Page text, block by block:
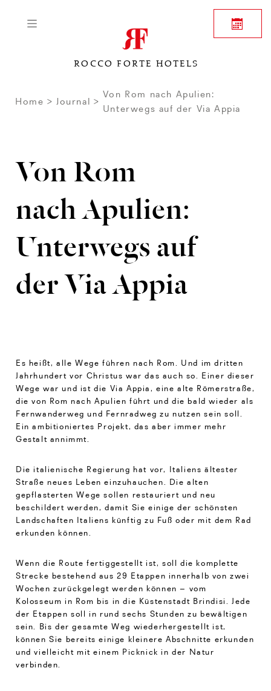
ROCCO FORTE HOTELS
Home Journal
Von Rom nach Apulien:
Unterwegs auf der Via Appia
Von Rom
nach Apulien:
Unterwegs auf
der Via Appia
Es heißt, alle Wege führen nach Rom. Und im dritten
Jahrhundert vor Christus war das auch so. Einer dieser
Wege war und ist die Via Appia, eine alte Römerstraße,
die von Rom nach Apulien führt und die bald wieder als
Fernwanderweg und Fernradweg zu nutzen sein soll.
Ein ambitioniertes Projekt, das aber immer mehr
Gestalt annimmt.
Die italienische Regierung hat vor, Italiens ältester
Straße neues Leben einzuhauchen. Die alten
gepflasterten Wege sollen restauriert und neu
beschildert werden, damit Sie einige der schönsten
Landschaften Italiens künftig zu Fuß oder mit dem Rad
erkunden können.
Wenn die Route fertiggestellt ist, soll die komplette
Strecke bestehend aus 29 Etappen innerhalb von zwei
Wochen zurückgelegt werden können – vom
Kolosseum in Rom bis in die Küstenstadt Brindisi. Jede
der Etappen soll in rund sechs Stunden zu bewältigen
sein. Bis der gesamte Weg wiederhergestellt ist,
können Sie bereits einige kleinere Abschnitte erkunden
und vielleicht mit einem Picknick in der Natur
verbinden.